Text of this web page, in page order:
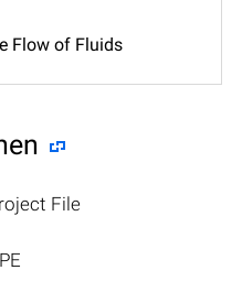
Flow of Fluids
File